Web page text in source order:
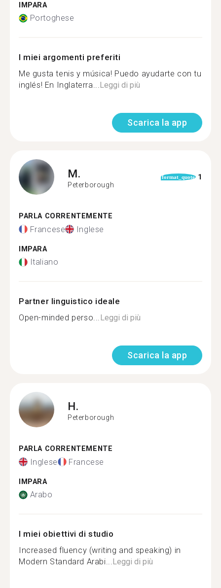
IMPARA
Portoghese
I miei argomenti preferiti
Me gusta tenis y música! Puedo ayudarte con tu
inglés! En Inglaterra...Leggi di più
Scarica la app
M.
Peterborough
format_quote 1
PARLA CORRENTEMENTE
Francese Inglese
IMPARA
Italiano
Partner linguistico ideale
Open-minded perso...Leggi di più
Scarica la app
H.
Peterborough
PARLA CORRENTEMENTE
Inglese Francese
IMPARA
Arabo
I miei obiettivi di studio
Increased fluency (writing and speaking) in
Modern Standard Arabi...Leggi di più